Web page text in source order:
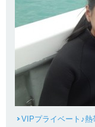
VIPプライベート♪